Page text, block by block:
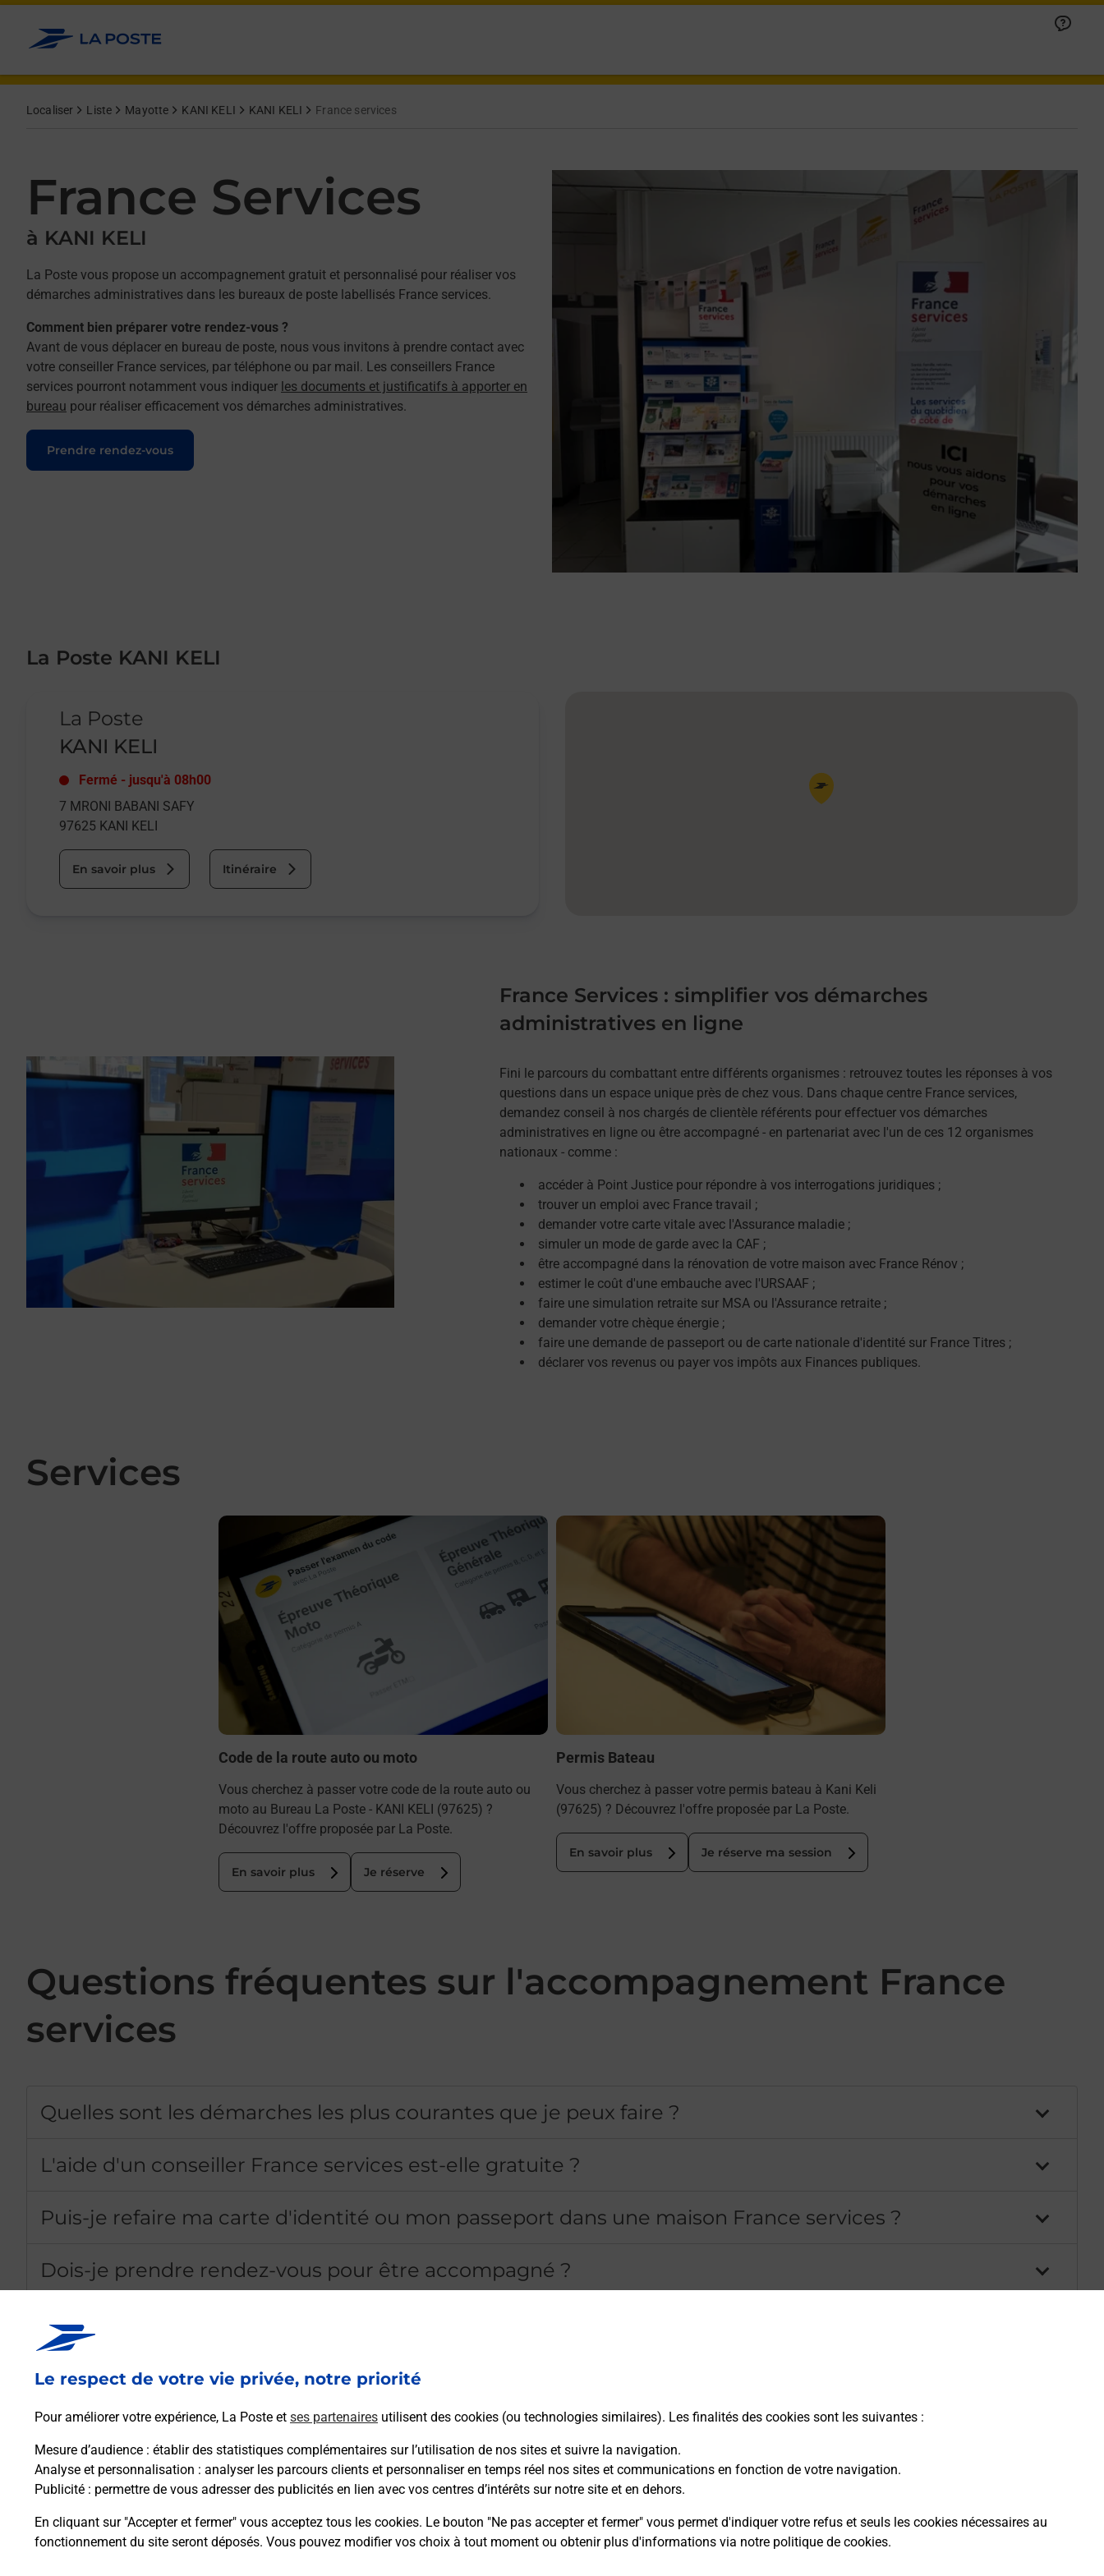
Le respect de votre vie privée, notre priorité
Pour améliorer votre expérience, La Poste et ses partenaires utilisent des cookies (ou technologies similaires). Les finalités des cookies sont les suivantes :
Mesure d’audience : établir des statistiques complémentaires sur l’utilisation de nos sites et suivre la navigation.
Analyse et personnalisation : analyser les parcours clients et personnaliser en temps réel nos sites et communications en fonction de votre navigation.
Publicité : permettre de vous adresser des publicités en lien avec vos centres d’intérêts sur notre site et en dehors.
En cliquant sur "Accepter et fermer" vous acceptez tous les cookies. Le bouton "Ne pas accepter et fermer" vous permet d'indiquer votre refus et seuls les cookies nécessaires au
fonctionnement du site seront déposés. Vous pouvez modifier vos choix à tout moment ou obtenir plus d'informations via notre politique de cookies.
Allez au contenu
Localiser Liste Mayotte KANI KELI KANI KELI France services
France Services
à KANI KELI
La Poste vous propose un accompagnement gratuit et personnalisé pour réaliser vos
démarches administratives dans les bureaux de poste labellisés France services.
Comment bien préparer votre rendez-vous ?
Avant de vous déplacer en bureau de poste, nous vous invitons à prendre contact avec
votre conseiller France services, par téléphone ou par mail. Les conseillers France
services pourront notamment vous indiquer les documents et justificatifs à apporter en
bureau pour réaliser efficacement vos démarches administratives.
Prendre rendez-vous
La Poste KANI KELI
La Poste
KANI KELI
Fermé - jusqu'à 08h00
7 MRONI BABANI SAFY
97625 KANI KELI
En savoir plus Itinéraire
Pin de la carte
France Services : simplifier vos démarches
administratives en ligne
Fini le parcours du combattant entre différents organismes : retrouvez toutes les réponses à vos
questions dans un espace unique près de chez vous. Dans chaque centre France services,
demandez conseil à nos chargés de clientèle référents pour effectuer vos démarches
administratives en ligne ou être accompagné - en partenariat avec l'un de ces 12 organismes
nationaux - comme :
accéder à Point Justice pour répondre à vos interrogations juridiques ;
trouver un emploi avec France travail ;
demander votre carte vitale avec l'Assurance maladie ;
simuler un mode de garde avec la CAF ;
être accompagné dans la rénovation de votre maison avec France Rénov ;
estimer le coût d'une embauche avec l'URSAAF ;
faire une simulation retraite sur MSA ou l'Assurance retraite ;
demander votre chèque énergie ;
faire une demande de passeport ou de carte nationale d'identité sur France Titres ;
déclarer vos revenus ou payer vos impôts aux Finances publiques.
Services
En savoir plus
Code de la route auto ou moto
Vous cherchez à passer votre code de la route auto ou
moto au Bureau La Poste - KANI KELI (97625) ?
Découvrez l'offre proposée par La Poste.
En savoir plus Je réserve
En savoir plus
Permis Bateau
Vous cherchez à passer votre permis bateau à Kani Keli
(97625) ? Découvrez l'offre proposée par La Poste.
En savoir plus Je réserve ma session
Questions fréquentes sur l'accompagnement France
services
Quelles sont les démarches les plus courantes que je peux faire ?
Afficher ou masquer la réponse
L'aide d'un conseiller France services est-elle gratuite ?
Afficher ou masquer la réponse
Puis-je refaire ma carte d'identité ou mon passeport dans une maison France services ?
Afficher ou masquer la réponse
Dois-je prendre rendez-vous pour être accompagné ?
Afficher ou masquer la réponse
Comment bénéficier d'un rendez-vous France Services ?
Afficher ou masquer la réponse
Quels sont les documents et justificatifs à apporter lors du rendez-vous France Services ?
Afficher ou masquer la réponse
Quelles sont les démarches administratives qu'il est possible de réaliser avec un conseiller France
Services ?
Afficher ou masquer la réponse
Afficher ou masquer la réponse
Afficher ou masquer la réponse
Afficher ou masquer le contenu